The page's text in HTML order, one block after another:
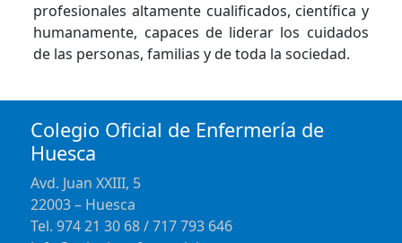
profesionales altamente cualificados, científica y
humanamente, capaces de liderar los cuidados
de las personas, familias y de toda la sociedad.
Colegio Oficial de Enfermería de
Huesca
Avd. Juan XXIII, 5
22003 – Huesca
Tel. 974 21 30 68 / 717 793 646